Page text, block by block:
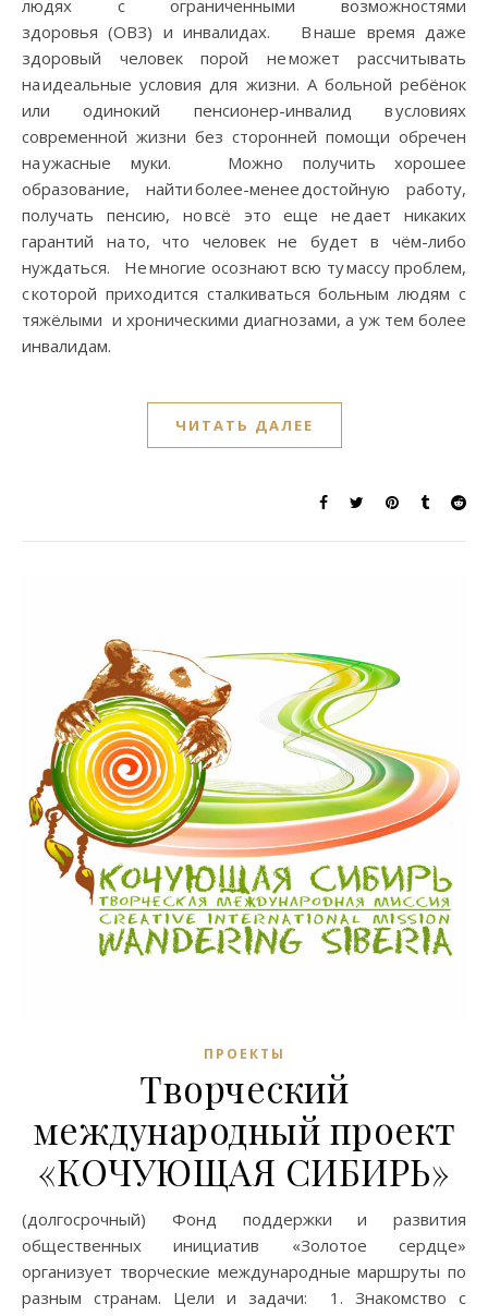
людях с ограниченными возможностями
здоровья (ОВЗ) и инвалидах. В наше время даже
здоровый человек порой не может рассчитывать
на идеальные условия для жизни. А больной ребёнок
или одинокий пенсионер-инвалид в условиях
современной жизни без сторонней помощи обречен
на ужасные муки. Можно получить хорошее
образование, найти более-менее достойную работу,
получать пенсию, но всё это еще не дает никаких
гарантий на то, что человек не будет в чём-либо
нуждаться. Не многие осознают всю ту массу проблем,
с которой приходится сталкиваться больным людям с
тяжёлыми и хроническими диагнозами, а уж тем более
инвалидам.
ЧИТАТЬ ДАЛЕЕ
ПРОЕКТЫ
Творческий
международный проект
«КОЧУЮЩАЯ СИБИРЬ»
(долгосрочный) Фонд поддержки и развития
общественных инициатив «Золотое сердце»
организует творческие международные маршруты по
разным странам. Цели и задачи: 1. Знакомство с